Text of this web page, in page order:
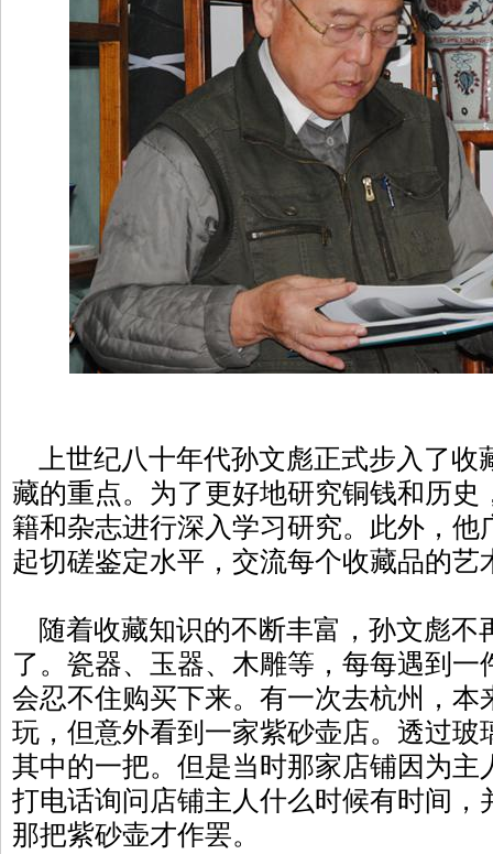
上世纪八十年代孙文彪正式步入了收
藏的重点。为了更好地研究铜钱和历史
籍和杂志进行深入学习研究。此外，他
起切磋鉴定水平，交流每个收藏品的艺
随着收藏知识的不断丰富，孙文彪不
了。瓷器、玉器、木雕等，每每遇到
会忍不住购买下来。有一次去杭州，本
玩，但意外看到一家紫砂壶店。透过玻
其中的一把。但是当时那家店铺因为主
打电话询问店铺主人什么时候有时间，
那把紫砂壶才作罢。